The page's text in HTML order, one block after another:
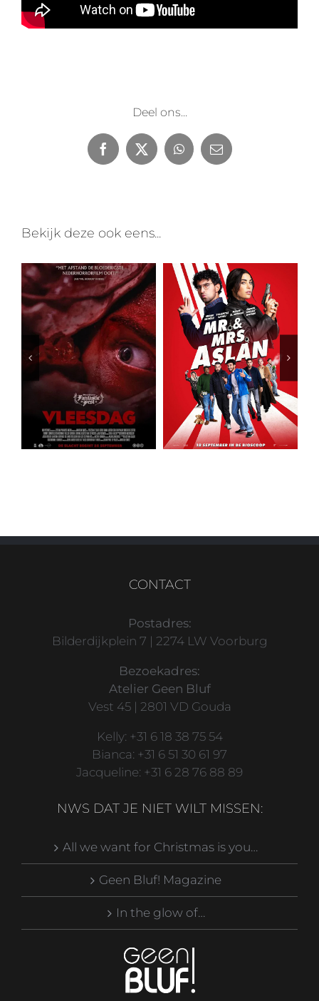
Deel ons...
Facebook
X WhatsApp
E-
mail
Bekijk deze ook eens...
CONTACT
Postadres:
Bilderdijkplein 7 | 2274 LW Voorburg
Bezoekadres:
Atelier Geen Bluf
Vest 45 | 2801 VD Gouda
Kelly: +31 6 18 38 75 54
Bianca: +31 6 51 30 61 97
Jacqueline: +31 6 28 76 88 89
NWS DAT JE NIET WILT MISSEN:
All we want for Christmas is you…
Geen Bluf! Magazine
In the glow of…